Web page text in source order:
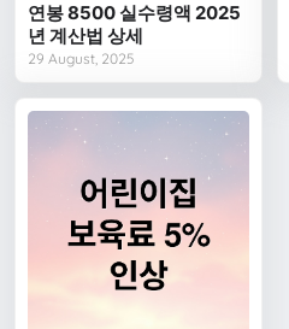
연봉 8500 실수령액 2025
년 계산법 상세
29 August, 2025